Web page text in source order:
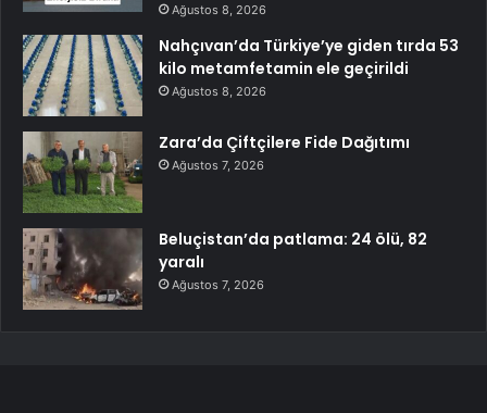
Ağustos 8, 2026
Nahçıvan’da Türkiye’ye giden tırda 53
kilo metamfetamin ele geçirildi
Ağustos 8, 2026
Zara’da Çiftçilere Fide Dağıtımı
Ağustos 7, 2026
Beluçistan’da patlama: 24 ölü, 82
yaralı
Ağustos 7, 2026